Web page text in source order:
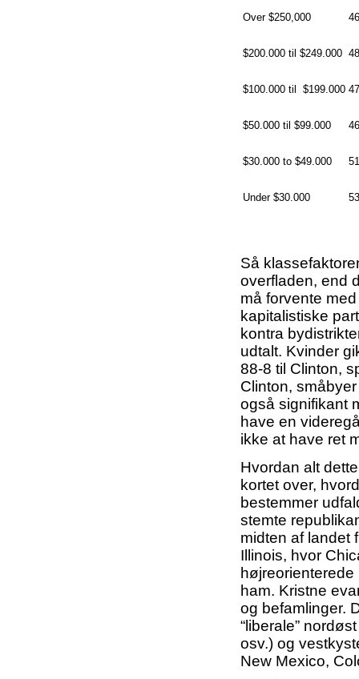
Over $250,000
$200.000 til $249.000
$100.000 til $199.000
$50.000 til $99.000
$30.000 to $49.000
Under $30.000
Så
overfladen, end
må forvente
kapitalistiske
kontra
udtalt. Kvinder
88-8 til Clinton,
Clinton,
også signifikant
have en
ikke at have ret
Hvordan alt
kortet over,
bestemmer
stemte
midten af landet
Illinois, hvor
ham. Kristne
og befamlinger.
“liberale”
osv.) og
New Mexico,